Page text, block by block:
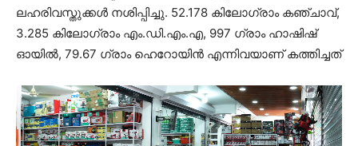
ലഹരിവസ്തുക്കൾ നശിപ്പിച്ചു. 52.178 കിലോഗ്രാം കഞ്ചാവ്,
3.285 കിലോഗ്രാം എം.ഡി.എം.എ, 997 ഗ്രാം ഹാഷിഷ്
ഓയിൽ, 79.67 ഗ്രാം ഹെറോയിൻ എന്നിവയാണ് കത്തിച്ചത്